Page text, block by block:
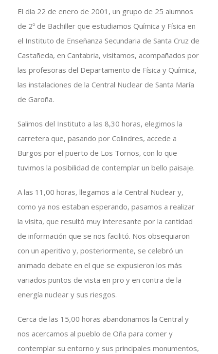
El día 22 de enero de 2001, un grupo de 25 alumnos
de 2º de Bachiller que estudiamos Química y Física en
el Instituto de Enseñanza Secundaria de Santa Cruz de
Castañeda, en Cantabria, visitamos, acompañados por
las profesoras del Departamento de Física y Química,
las instalaciones de la Central Nuclear de Santa María
de Garoña.
Salimos del Instituto a las 8,30 horas, elegimos la
carretera que, pasando por Colindres, accede a
Burgos por el puerto de Los Tornos, con lo que
tuvimos la posibilidad de contemplar un bello paisaje.
A las 11,00 horas, llegamos a la Central Nuclear y,
como ya nos estaban esperando, pasamos a realizar
la visita, que resultó muy interesante por la cantidad
de información que se nos facilitó. Nos obsequiaron
con un aperitivo y, posteriormente, se celebró un
animado debate en el que se expusieron los más
variados puntos de vista en pro y en contra de la
energía nuclear y sus riesgos.
Cerca de las 15,00 horas abandonamos la Central y
nos acercamos al pueblo de Oña para comer y
contemplar su entorno y sus principales monumentos,